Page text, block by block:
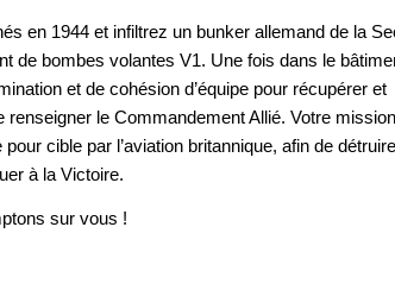
en 1944 et infiltrez un bunker allemand de la
de bombes volantes V1. Une fois dans le
et de cohésion d’équipe pour récupérer et
le Commandement Allié. Votre
cible par l’aviation britannique, afin de
à la Victoire.
sur vous !